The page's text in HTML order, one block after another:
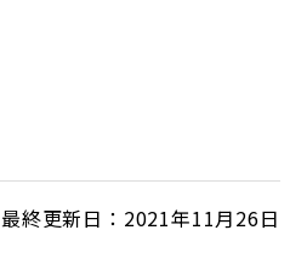
最終更新日：2021年11月26日